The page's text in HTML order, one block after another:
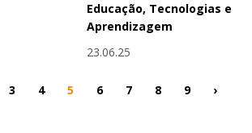
Educação, Tecnologias e
Aprendizagem
23.06.25
3 4 5 6 7 8 9 ›